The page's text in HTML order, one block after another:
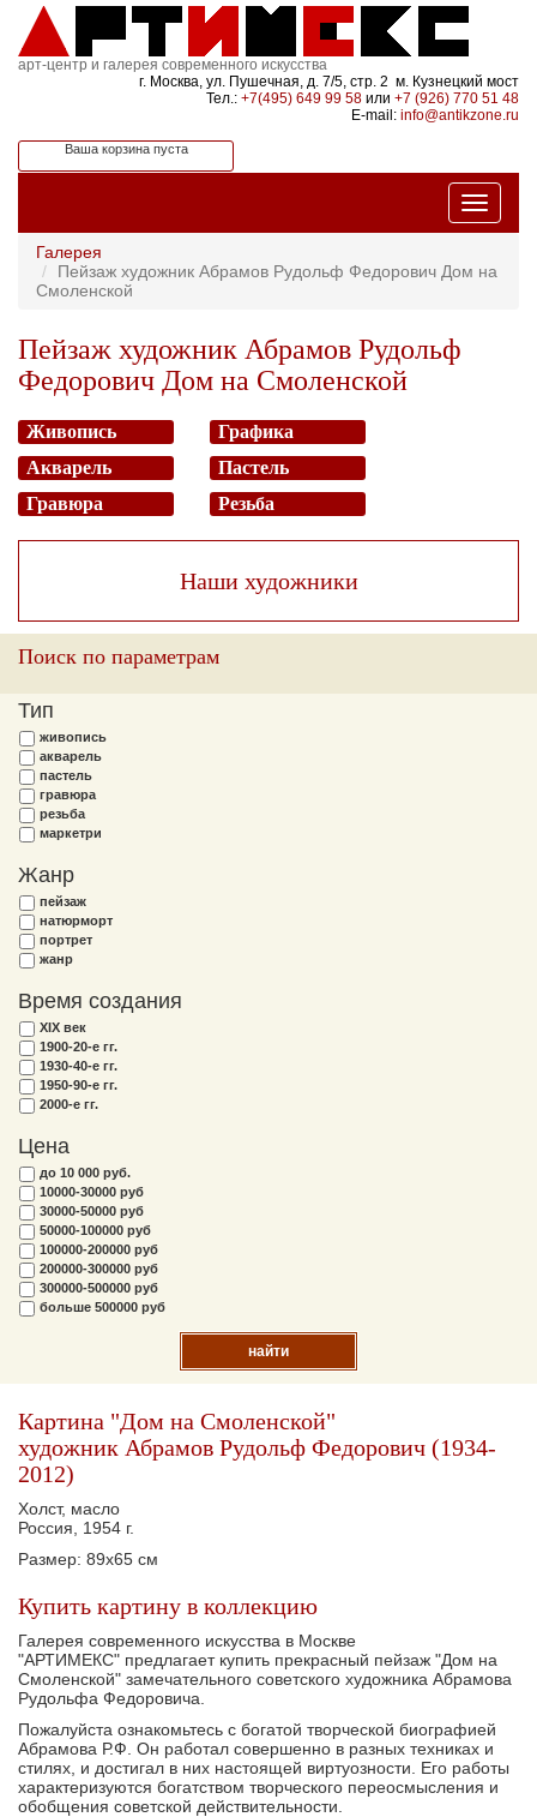
арт-центр и галерея современного искусства
г. Москва, ул. Пушечная, д. 7/5, стр. 2 м. Кузнецкий мост
Тел.: +7(495) 649 99 58 или +7 (926) 770 51 48
E-mail: info@antikzone.ru
Ваша корзина пуста
Галерея
Пейзаж художник Абрамов Рудольф Федорович Дом на
Смоленской
Пейзаж художник Абрамов Рудольф
Федорович Дом на Смоленской
Живопись
Графика
Акварель
Пастель
Гравюра
Резьба
Наши художники
Поиск по параметрам
Тип
живопись
акварель
пастель
гравюра
резьба
маркетри
Жанр
пейзаж
натюрморт
портрет
жанр
Время создания
XIX век
1900-20-е гг.
1930-40-е гг.
1950-90-е гг.
2000-е гг.
Цена
до 10 000 руб.
10000-30000 руб
30000-50000 руб
50000-100000 руб
100000-200000 руб
200000-300000 руб
300000-500000 руб
больше 500000 руб
найти
Картина "Дом на Смоленской"
художник Абрамов Рудольф Федорович (1934-
2012)
Холст, масло
Россия, 1954 г.
Размер: 89х65 см
Купить картину в коллекцию
Галерея современного искусства в Москве
"АРТИМЕКС" предлагает купить прекрасный пейзаж "Дом на
Смоленской" замечательного советского художника Абрамова
Рудольфа Федоровича.
Пожалуйста ознакомьтесь с богатой творческой биографией
Абрамова Р.Ф. Он работал совершенно в разных техниках и
стилях, и достигал в них настоящей виртуозности. Его работы
характеризуются богатством творческого переосмысления и
обобщения советской действительности.